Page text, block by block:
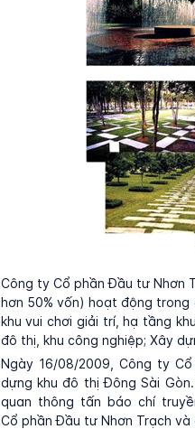
Công ty Cổ phần Đầu tư Nhơn
hơn 50% vốn) hoạt động
khu vui chơi giải trí, hạ tầng
đô thị, khu công nghiệp; Xây
Ngày 16/08/2009, Công ty
dựng khu đô thị Đông Sài
quan thông tấn báo chí
Cổ phần Đầu tư Nhơn Trạch